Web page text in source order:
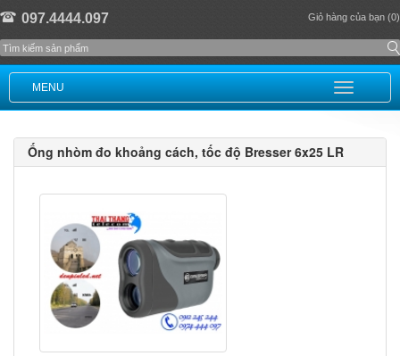
097.4444.097 Giỏ hàng của bạn (0)
MENU
Ống nhòm đo khoảng cách, tốc độ Bresser 6x25 LR